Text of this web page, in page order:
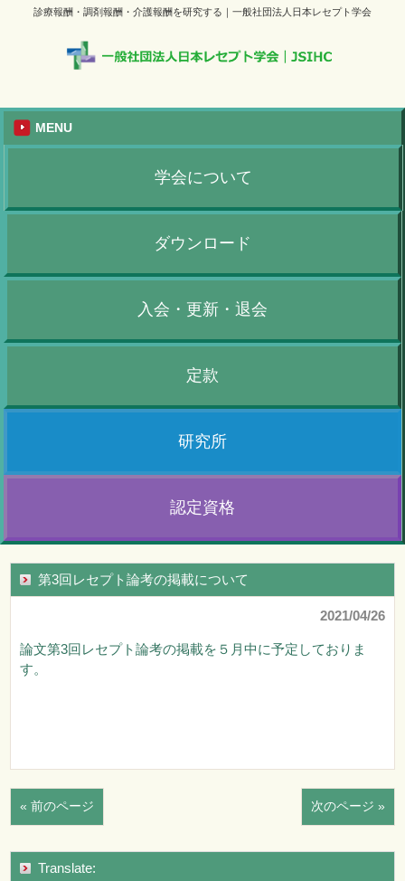
診療報酬・調剤報酬・介護報酬を研究する｜一般社団法人日本レセプト学会
MENU
学会について
ダウンロード
入会・更新・退会
定款
研究所
認定資格
第3回レセプト論考の掲載について
2021/04/26
論文第3回レセプト論考の掲載を５月中に予定しておりま
す。
« 前のページ 次のページ »
Translate: